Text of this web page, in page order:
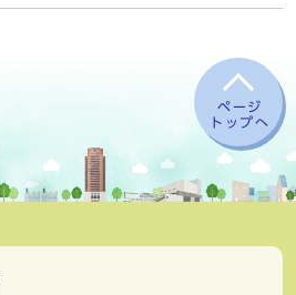
ページ
トップへ